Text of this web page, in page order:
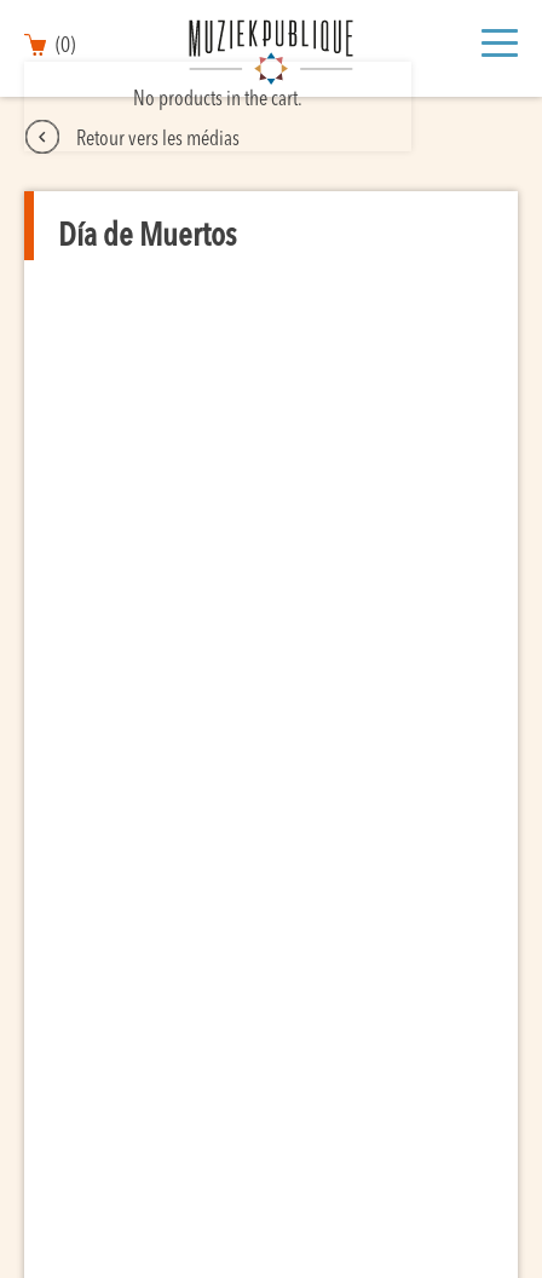
(0)
No products in the cart.
Retour vers les médias
Día de Muertos